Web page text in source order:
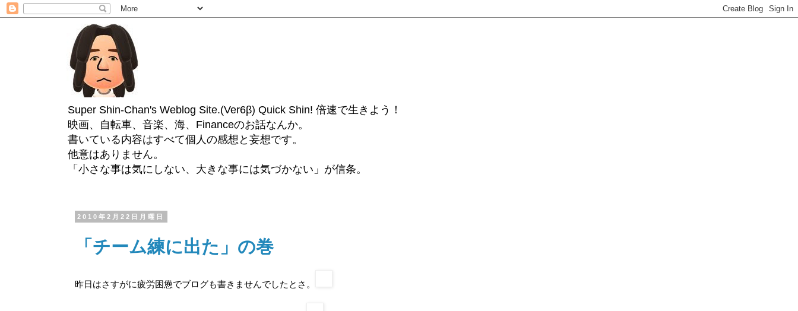
Super Shin-Chan's Weblog Site.(Ver6β) Quick Shin! 倍速で生きよう！
映画、自転車、音楽、海、Financeのお話なんか。
書いている内容はすべて個人の感想と妄想です。
他意はありません。
「小さな事は気にしない、大きな事には気づかない」が信条。
2010年2月22日月曜日
「チーム練に出た」の巻
昨日はさすがに疲労困憊でブログも書きませんでしたとさ。